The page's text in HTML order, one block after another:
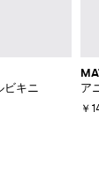
ビキニ ア
￥